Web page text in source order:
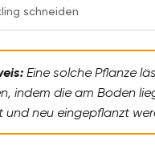
schneiden
Eine solche Pflanze
indem die am Boden
und neu eingepflanzt